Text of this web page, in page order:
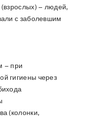
(взрослых) – людей,
с заболевшим
– при
гигиены через
(колонки,